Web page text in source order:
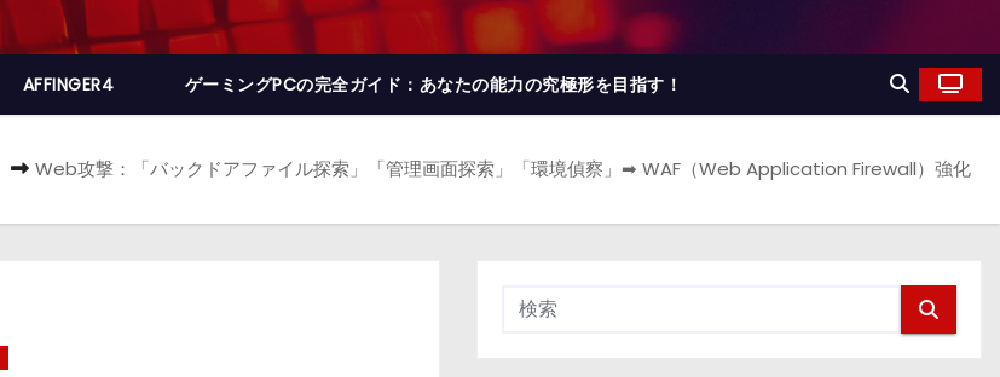
AFFINGER4 ゲーミングPCの完全ガイド：あなたの能力の究極形を目指す！
Web攻撃：「バックドアファイル探索」「管理画面探索」「環境偵察」➡ WAF（Web Application Firewall）強化